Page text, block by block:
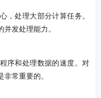
，处理大部分计算任务。
发处理能力。
序和处理数据的速度。对
常重要的。